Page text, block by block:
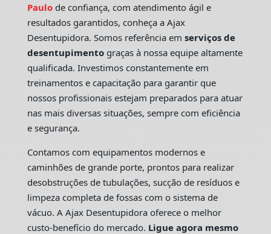
Paulo de confiança, com atendimento ágil e
resultados garantidos, conheça a Ajax
Desentupidora. Somos referência em serviços de
desentupimentograças à nossa equipe altamente
qualificada. Investimos constantemente em
treinamentos e capacitação para garantir que
nossos profissionais estejam preparados para atuar
nas mais diversas situações, sempre com eficiência
e segurança.
Contamos com equipamentos modernos e
caminhões de grande porte, prontos para realizar
desobstruções de tubulações, sucção de resíduos e
limpeza completa de fossas com o sistema de
vácuo. A Ajax Desentupidora oferece o melhor
custo-benefício do mercado. Ligue agora mesmo